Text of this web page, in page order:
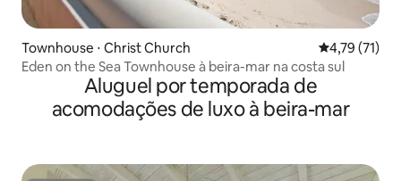
Townhouse ⋅ Christ Church 4,79 de uma
4,79 (71)
Eden on the Sea Townhouse à beira-mar na costa sul
Aluguel por temporada de
acomodações de luxo à beira-mar